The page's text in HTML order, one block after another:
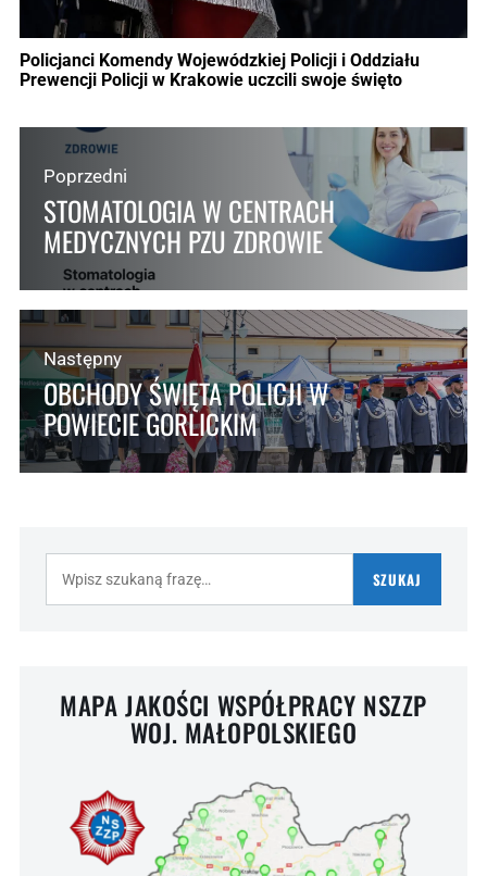
Policjanci Komendy Wojewódzkiej Policji i Oddziału
Prewencji Policji w Krakowie uczcili swoje święto
Poprzedni
STOMATOLOGIA W CENTRACH
MEDYCZNYCH PZU ZDROWIE
Następny
OBCHODY ŚWIĘTA POLICJI W
POWIECIE GORLICKIM
SZUKAJ
MAPA JAKOŚCI WSPÓŁPRACY NSZZP
WOJ. MAŁOPOLSKIEGO